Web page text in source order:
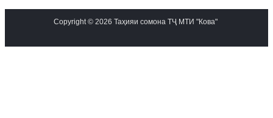
Copyright © 2026 Таҳияи сомона ТҶ МТИ "Кова"